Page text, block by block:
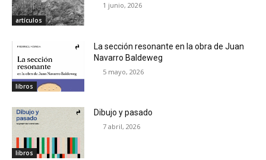
artículos
1 junio, 2026
libros
La sección resonante en la obra de Juan
Navarro Baldeweg
5 mayo, 2026
libros
Dibujo y pasado
7 abril, 2026